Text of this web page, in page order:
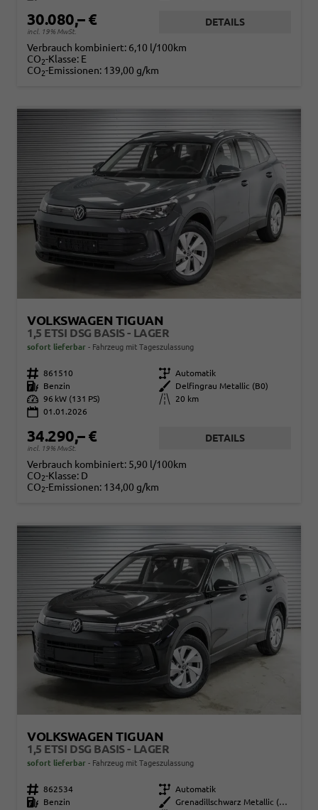
30.080,– €
incl. 19% MwSt.
DETAILS
Verbrauch kombiniert: 6,10 l/100km
CO2-Klasse: E
CO2-Emissionen: 139,00 g/km
VOLKSWAGEN TIGUAN
1,5 ETSI DSG BASIS - LAGER
sofort lieferbar Fahrzeug mit Tageszulassung
Fahrzeugnr. 861510 Getriebe Automatik
Kraftstoff
Benzin Außenfarbe
Delfingrau Metallic (B0)
Leistung 96 kW (131 PS) Kilometerstand
20 km
01.01.2026
34.290,– €
incl. 19% MwSt.
DETAILS
Verbrauch kombiniert: 5,90 l/100km
CO2-Klasse: D
CO2-Emissionen: 134,00 g/km
VOLKSWAGEN TIGUAN
1,5 ETSI DSG BASIS - LAGER
sofort lieferbar Fahrzeug mit Tageszulassung
Fahrzeugnr. 862534 Getriebe Automatik
Kraftstoff
Benzin Außenfarbe Grenadillschwarz Metallic (0E)